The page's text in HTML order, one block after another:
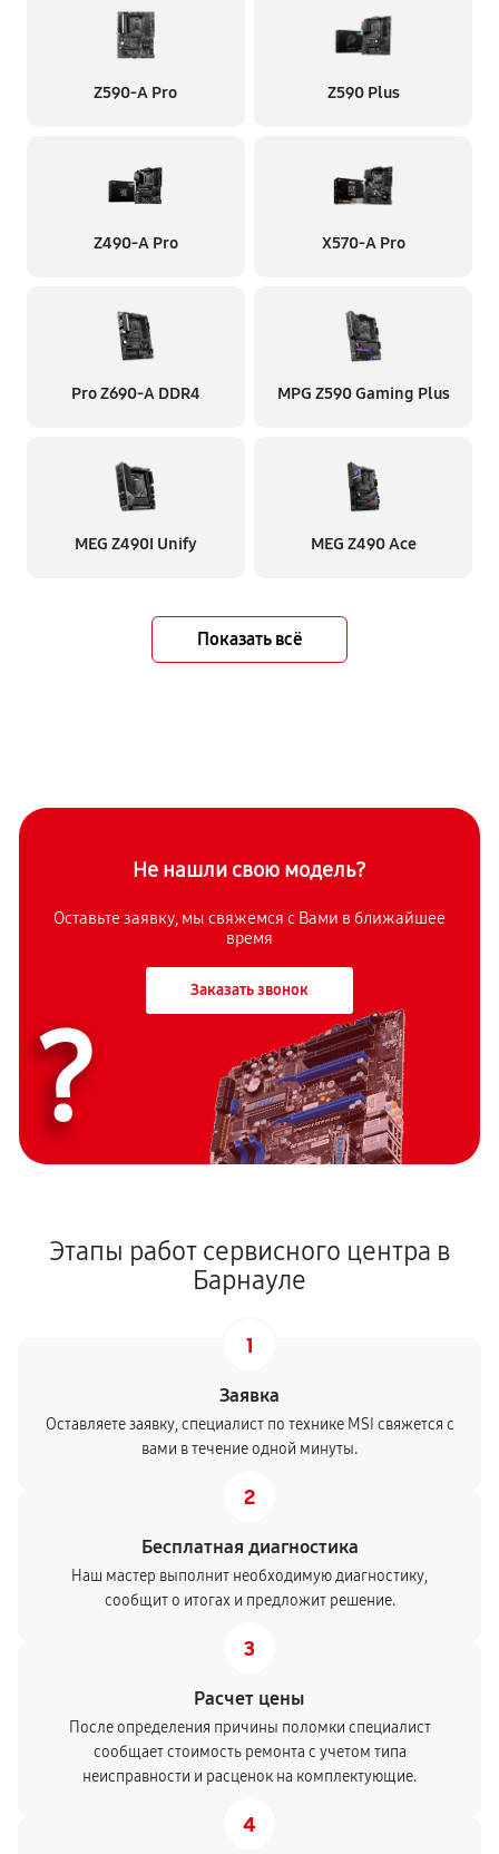
Z590-A Pro Z590 Plus
Z490-A Pro X570-A Pro
Pro Z690-A DDR4 MPG Z590 Gaming Plus
MEG Z490I Unify MEG Z490 Ace
Показать всё
Не нашли свою модель?
Оставьте заявку, мы свяжемся с Вами в ближайшее
время
Заказать звонок
?
Этапы работ сервисного центра в
Барнауле
1
Заявка
Оставляете заявку, специалист по технике MSI свяжется с
вами в течение одной минуты.
2
Бесплатная диагностика
Наш мастер выполнит необходимую диагностику,
сообщит о итогах и предложит решение.
3
Расчет цены
После определения причины поломки специалист
сообщает стоимость ремонта с учетом типа
неисправности и расценок на комплектующие.
4